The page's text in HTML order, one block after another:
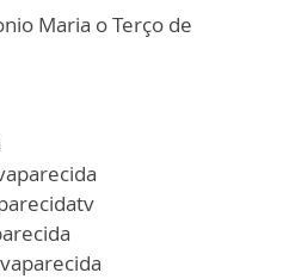
Maria o Terço de